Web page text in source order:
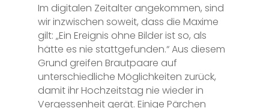
Im digitalen Zeitalter angekommen, sind
wir inzwischen soweit, dass die Maxime
gilt: „Ein Ereignis ohne Bilder ist so, als
hätte es nie stattgefunden.“ Aus diesem
Grund greifen Brautpaare auf
unterschiedliche Möglichkeiten zurück,
damit ihr Hochzeitstag nie wieder in
Vergessenheit gerät. Einige Pärchen